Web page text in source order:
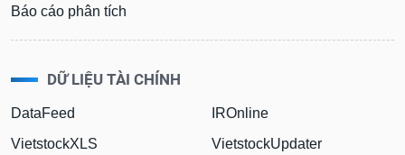
Báo cáo phân tích
DỮ LIỆU TÀI CHÍNH
DataFeed
VietstockXLS
IROnline
VietstockUpdater